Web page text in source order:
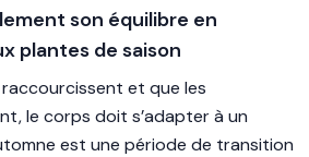
son équilibre en
plantes de saison
et que les
le corps doit s’adapter à un
est une période de transition